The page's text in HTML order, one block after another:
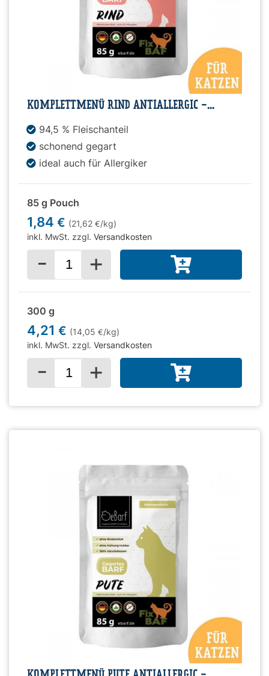
KOMPLETTMENÜ RIND ANTIALLERGIC -...
94,5 % Fleischanteil
schonend gegart
ideal auch für Allergiker
85 g Pouch
1,84 € (21,62 €/kg)
inkl. MwSt. zzgl. Versandkosten
- +
300 g
4,21 € (14,05 €/kg)
inkl. MwSt. zzgl. Versandkosten
- +